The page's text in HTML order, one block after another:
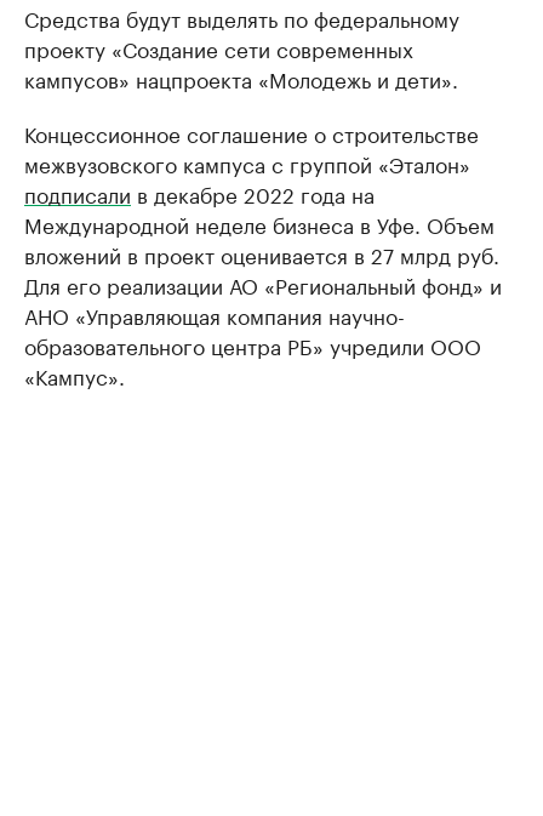
Средства будут выделять по федеральному
проекту «Создание сети современных
кампусов» нацпроекта «Молодежь и дети».
Концессионное соглашение о строительстве
межвузовского кампуса с группой «Эталон»
подписали в декабре 2022 года на
Международной неделе бизнеса в Уфе. Объем
вложений в проект оценивается в 27 млрд руб.
Для его реализации АО «Региональный фонд» и
АНО «Управляющая компания научно-
образовательного центра РБ» учредили ООО
«Кампус».